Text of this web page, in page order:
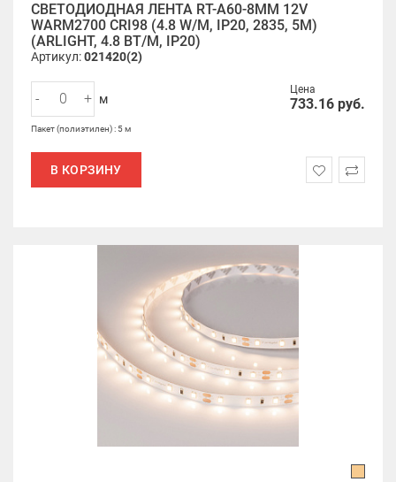
СВЕТОДИОДНАЯ ЛЕНТА RT-A60-8MM 12V
WARM2700 CRI98 (4.8 W/M, IP20, 2835, 5M)
(ARLIGHT, 4.8 ВТ/М, IP20)
Артикул:021420(2)
Цена
733.16 руб.
- + м
Пакет (полиэтилен) : 5 м
В КОРЗИНУ